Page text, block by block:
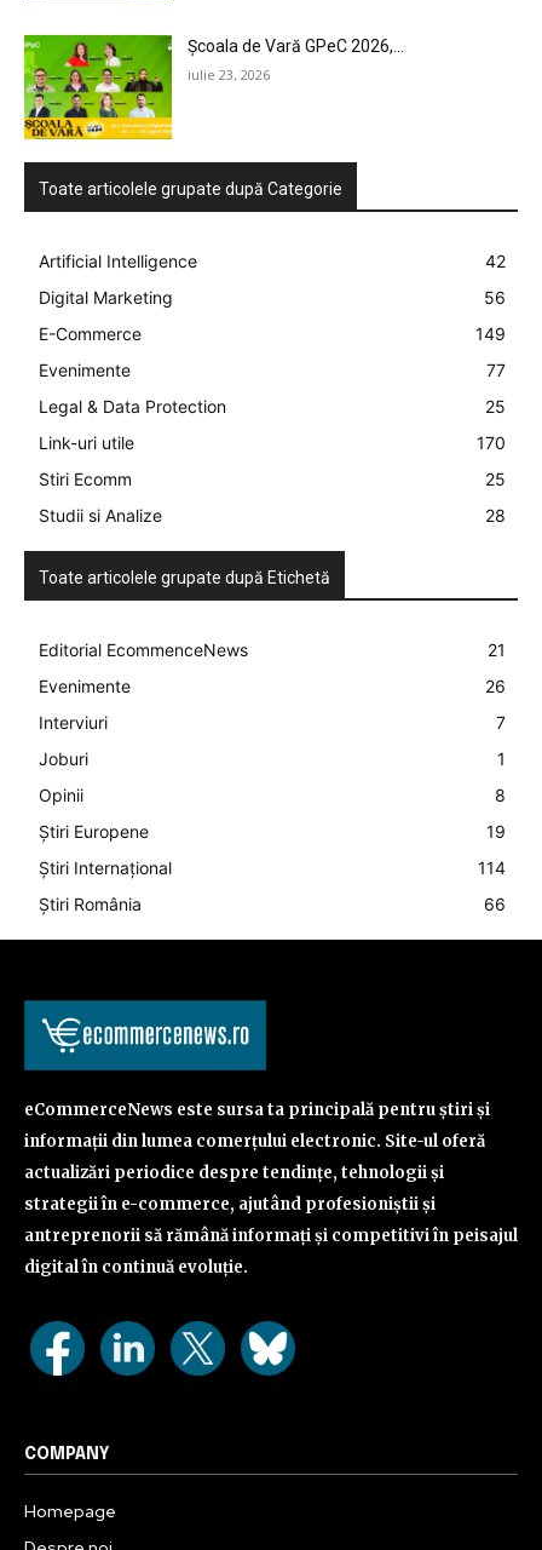
Școala de Vară GPeC 2026,...
iulie 23, 2026
Toate articolele grupate după Categorie
Artificial Intelligence
42
Digital Marketing
56
E-Commerce
149
Evenimente
77
Legal & Data Protection
25
Link-uri utile
170
Stiri Ecomm
25
Studii si Analize
28
Toate articolele grupate după Etichetă
Editorial EcommenceNews
21
Evenimente
26
Interviuri
7
Joburi
1
Opinii
8
Știri Europene
19
Știri Internațional
114
Știri România
66
eCommerceNews este sursa ta principală pentru știri și
informații din lumea comerțului electronic. Site-ul oferă
actualizări periodice despre tendințe, tehnologii și
strategii în e-commerce, ajutând profesioniștii și
antreprenorii să rămână informați și competitivi în peisajul
digital în continuă evoluție.
COMPANY
Homepage